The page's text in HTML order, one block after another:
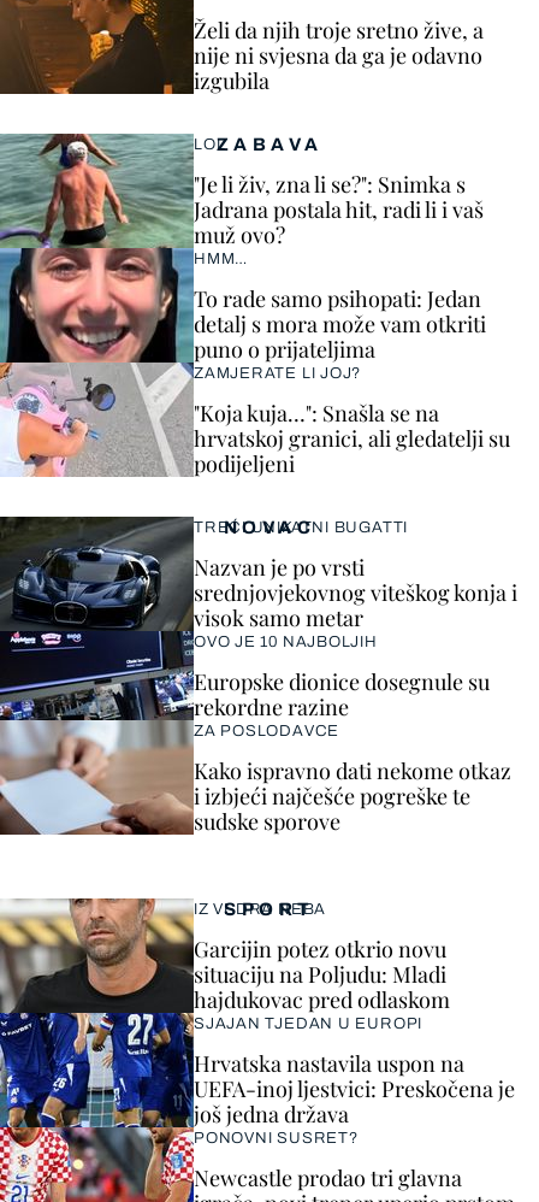
ZABAVA
LOL
"Je li živ, zna li se?": Snimka s
Jadrana postala hit, radi li i vaš
muž ovo?
HMM…
To rade samo psihopati: Jedan
detalj s mora može vam otkriti
puno o prijateljima
ZAMJERATE LI JOJ?
"Koja kuja…": Snašla se na
hrvatskoj granici, ali gledatelji su
podijeljeni
SPORT
IZ VEDRA NEBA
Garcijin potez otkrio novu
situaciju na Poljudu: Mladi
hajdukovac pred odlaskom
SJAJAN TJEDAN U EUROPI
Hrvatska nastavila uspon na
UEFA-inoj ljestvici: Preskočena je
još jedna država
PONOVNI SUSRET?
Newcastle prodao tri glavna
Želi da njih troje sretno žive, a
nije ni svjesna da ga je odavno
izgubila
NOVAC
TREĆI UNIKATNI BUGATTI
Nazvan je po vrsti
srednjovjekovnog viteškog konja i
visok samo metar
OVO JE 10 NAJBOLJIH
Europske dionice dosegnule su
rekordne razine
ZA POSLODAVCE
Kako ispravno dati nekome otkaz
i izbjeći najčešće pogreške te
sudske sporove